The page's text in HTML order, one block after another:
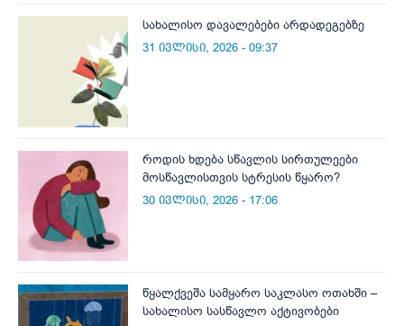
სახალისო დავალებები არდადეგებზე
31 ივლისი, 2026 - 09:37
როდის ხდება სწავლის სირთულეები
მოსწავლისთვის სტრესის წყარო?
30 ივლისი, 2026 - 17:06
წყალქვეშა სამყარო საკლასო ოთახში –
სახალისო სასწავლო აქტივობები